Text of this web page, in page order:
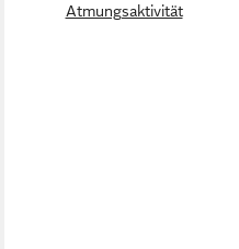
Atmungsaktivität